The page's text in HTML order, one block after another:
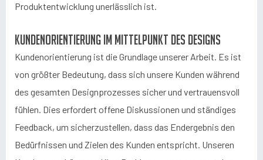
Produktentwicklung unerlässlich ist.
Kundenorientierung im Mittelpunkt des Designs
Kundenorientierung ist die Grundlage unserer Arbeit. Es ist
von größter Bedeutung, dass sich unsere Kunden während
des gesamten Designprozesses sicher und vertrauensvoll
fühlen. Dies erfordert offene Diskussionen und ständiges
Feedback, um sicherzustellen, dass das Endergebnis den
Bedürfnissen und Zielen des Kunden entspricht. Unseren